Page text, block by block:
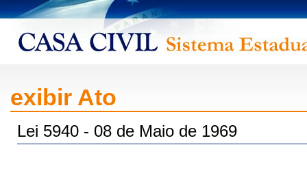
exibir Ato
Lei 5940 - 08 de Maio de 1969